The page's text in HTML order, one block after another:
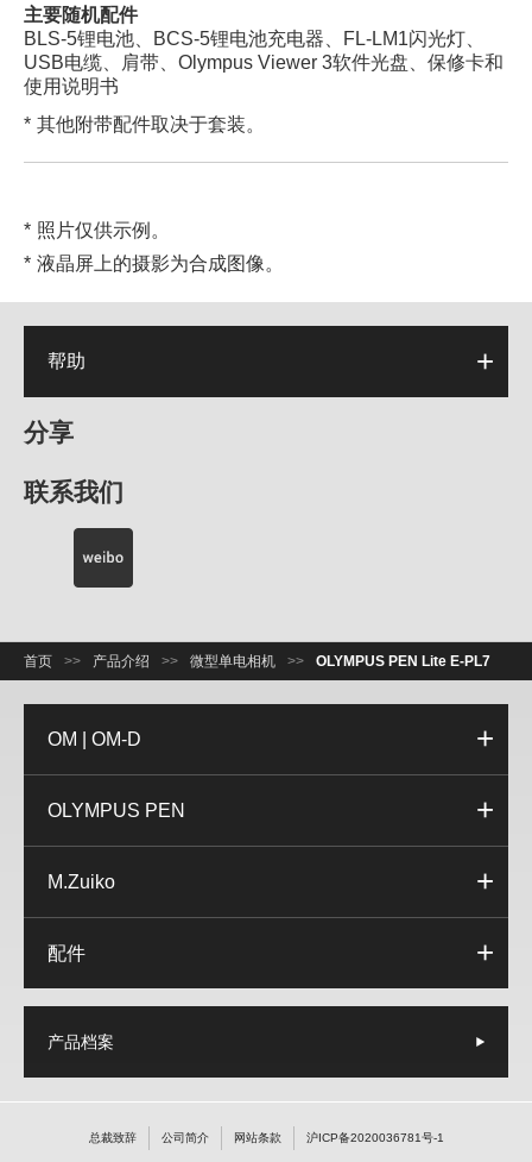
主要随机配件
BLS-5锂电池、BCS-5锂电池充电器、FL-LM1闪光灯、
USB电缆、肩带、Olympus Viewer 3软件光盘、保修卡和
使用说明书
其他附带配件取决于套装。
照片仅供示例。
液晶屏上的摄影为合成图像。
帮助
分享
联系我们
首页 >> 产品介绍 >> 微型单电相机 >> OLYMPUS PEN Lite E-PL7
OM | OM-D
OLYMPUS PEN
M.Zuiko
配件
产品档案
总裁致辞 公司简介 网站条款 沪ICP备2020036781号-1